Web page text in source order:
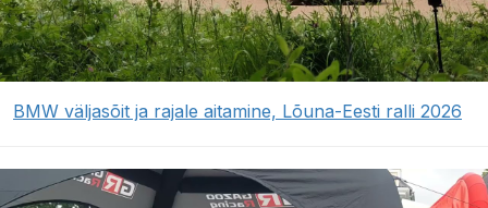
BMW väljasõit ja rajale aitamine, Lõuna-Eesti ralli 2026